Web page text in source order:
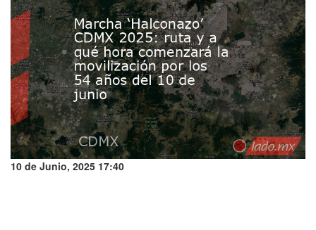
10 de Junio, 2025 17:40